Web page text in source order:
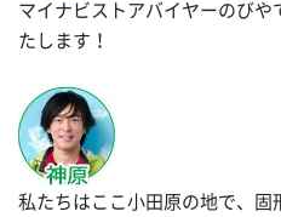
マイナビストアバイヤーのびや
たします！
私たちはここ小田原の地で、固